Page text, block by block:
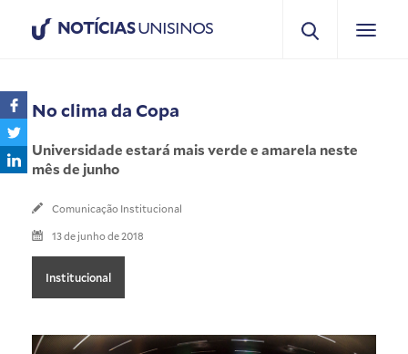
NOTÍCIASUNISINOS
No clima da Copa
Universidade estará mais verde e amarela neste
mês de junho
Comunicação Institucional
13 de junho de 2018
Institucional